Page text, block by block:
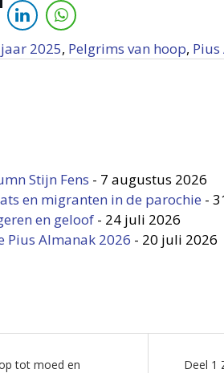
2025, Pelgrims van hoop,
Stijn Fens - 7 augustus 2026
en migranten in de parochie -
en geloof - 24 juli 2026
Pius Almanak 2026 - 20 juli 2026
tot moed en
Deel 1